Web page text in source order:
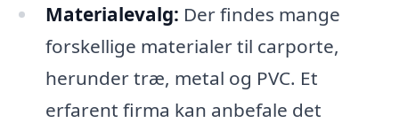
Materialevalg: Der findes mange
forskellige materialer til carporte,
herunder træ, metal og PVC. Et
erfarent firma kan anbefale det